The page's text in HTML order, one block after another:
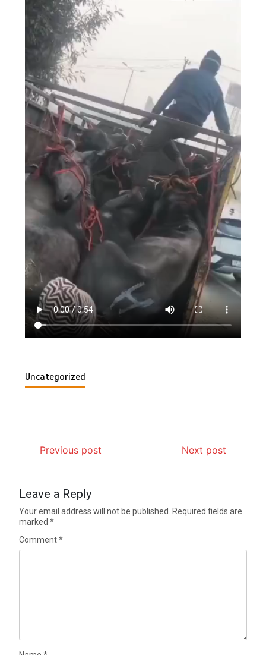
Uncategorized
Previous post Next post
Leave a Reply
Your email address will not be published.
Required fields are
marked*
Comment*